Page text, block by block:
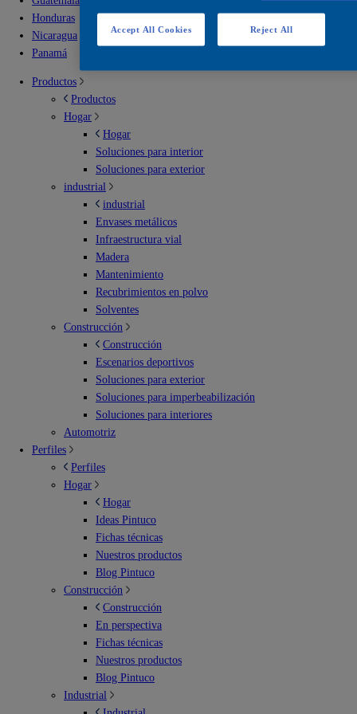
Honduras
Nicaragua
Panamá
Productos
Productos
Hogar
Hogar
Soluciones para interior
Soluciones para exterior
industrial
industrial
Envases metálicos
Infraestructura vial
Madera
Mantenimiento
Recubrimientos en polvo
Solventes
Construcción
Construcción
Escenarios deportivos
Soluciones para exterior
Soluciones para imperbeabilización
Soluciones para interiores
Automotriz
Perfiles
Perfiles
Hogar
Hogar
Ideas Pintuco
Fichas técnicas
Nuestros productos
Blog Pintuco
Construcción
Construcción
En perspectiva
Fichas técnicas
Nuestros productos
Blog Pintuco
Industrial
Reject All
Accept All Cookies